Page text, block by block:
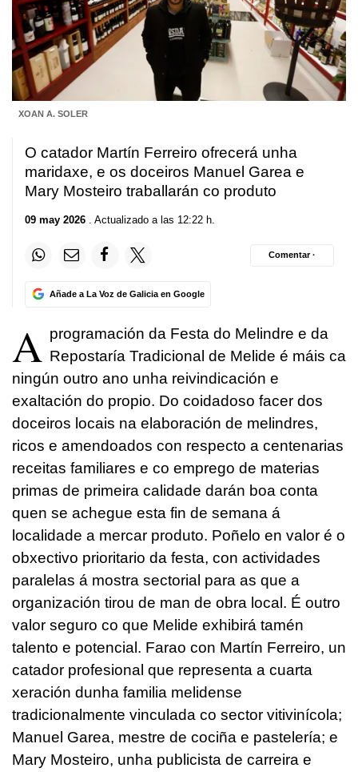
XOAN A. SOLER
O catador Martín Ferreiro ofrecerá unha
maridaxe, e os doceiros Manuel Garea e
Mary Mosteiro traballarán co produto
09 may 2026 . Actualizado a las 12:22 h.
Añade a La Voz de Galicia en Google
Comentar ·
A programación da Festa do Melindre e da
Repostaría Tradicional de Melide é máis ca
ningún outro ano unha reivindicación e
exaltación do propio. Do coidadoso facer dos
doceiros locais na elaboración de melindres,
ricos e amendoados con respecto a centenarias
receitas familiares e co emprego de materias
primas de primeira calidade darán boa conta
quen se achegue esta fin de semana á
localidade a mercar produto. Poñelo en valor é o
obxectivo prioritario da festa, con actividades
paralelas á mostra sectorial para as que a
organización tirou de man de obra local. É outro
valor seguro co que Melide exhibirá tamén
talento e potencial. Farao con Martín Ferreiro, un
catador profesional que representa a cuarta
xeración dunha familia melidense
tradicionalmente vinculada co sector vitivinícola;
Manuel Garea, mestre de cociña e pastelería; e
Mary Mosteiro, unha publicista de carreira e